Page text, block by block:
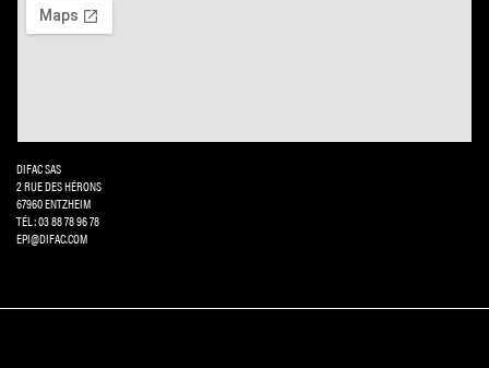
DIFAC SAS
2 RUE DES HÉRONS
67960 ENTZHEIM
TÉL: 03 88 78 96 78
EPI@DIFAC.COM